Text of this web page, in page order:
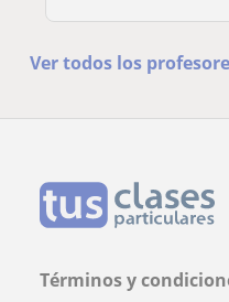
Ver todos los
Términos y